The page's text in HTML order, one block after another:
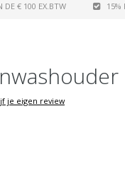
DE € 100 EX.BTW 15%
je eigen review